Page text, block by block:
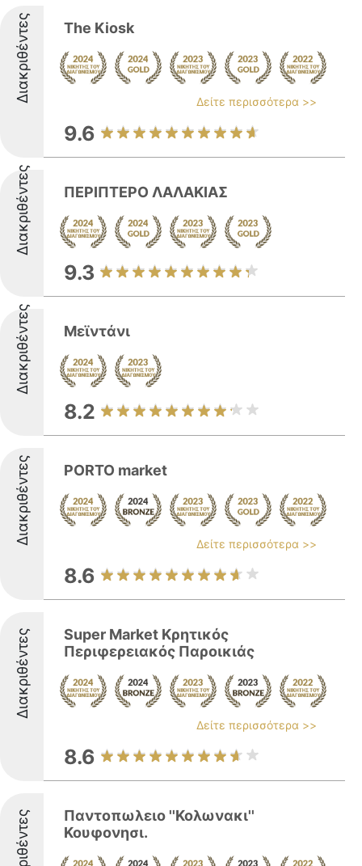
Διακριθέντες The Kiosk
Δείτε περισσότερα >>
9.6
Διακριθέντες ΠΕΡΙΠΤΕΡΟ ΛΑΛΑΚΙΑΣ
9.3
Διακριθέντες Μεϊντάνι
8.2
Διακριθέντες PORTO market
Δείτε περισσότερα >>
8.6
Διακριθέντες
Super Market Κρητικός
Περιφερειακός Παροικιάς
Δείτε περισσότερα >>
8.6
Παντοπωλειο ''Κολωνακι''
Κουφονησι.